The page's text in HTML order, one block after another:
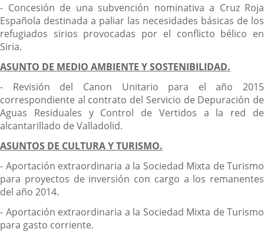
- Concesión de una subvención nominativa a Cruz Roja
Española destinada a paliar las necesidades básicas de los
refugiados sirios provocadas por el conflicto bélico en
Siria.
ASUNTO DE MEDIO AMBIENTE Y SOSTENIBILIDAD.
- Revisión del Canon Unitario para el año 2015
correspondiente al contrato del Servicio de Depuración de
Aguas Residuales y Control de Vertidos a la red de
alcantarillado de Valladolid.
ASUNTOS DE CULTURA Y TURISMO.
- Aportación extraordinaria a la Sociedad Mixta de Turismo
para proyectos de inversión con cargo a los remanentes
del año 2014.
- Aportación extraordinaria a la Sociedad Mixta de Turismo
para gasto corriente.